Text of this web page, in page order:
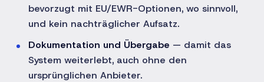
bevorzugt mit EU/EWR-Optionen, wo sinnvoll,
und kein nachträglicher Aufsatz.
Dokumentation und Übergabe — damit das
System weiterlebt, auch ohne den
ursprünglichen Anbieter.